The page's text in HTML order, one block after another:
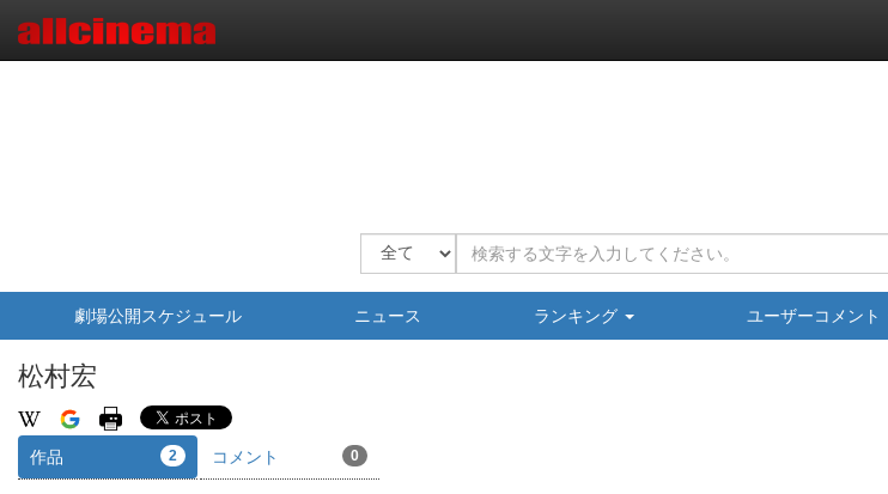
劇場公開スケジュール ニュース ランキング ユーザーコメント
松村宏
作品 2 コメント 0